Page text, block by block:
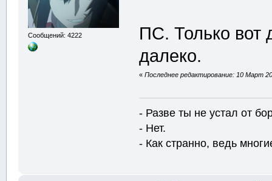
Сообщений: 4222
ПС. Только вот
далеко.
«Последнее редактирование: 10 Март
- Разве ты не устал от
- Нет.
- Как странно, ведь